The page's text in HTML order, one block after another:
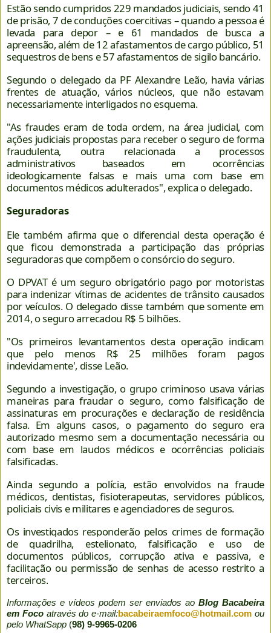
Estão sendo cumpridos 229 mandados judiciais, sendo 41
de prisão, 7 de conduções coercitivas – quando a pessoa é
levada para depor – e 61 mandados de busca a
apreensão, além de 12 afastamentos de cargo público, 51
sequestros de bens e 57 afastamentos de sigilo bancário.
Segundo o delegado da PF Alexandre Leão, havia várias
frentes de atuação, vários núcleos, que não estavam
necessariamente interligados no esquema.
"As fraudes eram de toda ordem, na área judicial, com
ações judiciais propostas para receber o seguro de forma
fraudulenta, outra relacionada a processos
administrativos baseados em ocorrências
ideologicamente falsas e mais uma com base em
documentos médicos adulterados", explica o delegado.
Seguradoras
Ele também afirma que o diferencial desta operação é
que ficou demonstrada a participação das próprias
seguradoras que compõem o consórcio do seguro.
O DPVAT é um seguro obrigatório pago por motoristas
para indenizar vítimas de acidentes de trânsito causados
por veículos. O delegado disse também que somente em
2014, o seguro arrecadou R$ 5 bilhões.
"Os primeiros levantamentos desta operação indicam
que pelo menos R$ 25 milhões foram pagos
indevidamente', disse Leão.
Segundo a investigação, o grupo criminoso usava várias
maneiras para fraudar o seguro, como falsificação de
assinaturas em procurações e declaração de residência
falsa. Em alguns casos, o pagamento do seguro era
autorizado mesmo sem a documentação necessária ou
com base em laudos médicos e ocorrências policiais
falsificadas.
Ainda segundo a polícia, estão envolvidos na fraude
médicos, dentistas, fisioterapeutas, servidores públicos,
policiais civis e militares e agenciadores de seguros.
Os investigados responderão pelos crimes de formação
de quadrilha, estelionato, falsificação e uso de
documentos públicos, corrupção ativa e passiva, e
facilitação ou permissão de senhas de acesso restrito a
terceiros.
Informações e vídeos podem ser enviados ao Blog Bacabeira
em Focoatravés do e-mail:bacabeiraemfoco@hotmail.com ou
pelo WhatSapp (98) 9-9965-0206